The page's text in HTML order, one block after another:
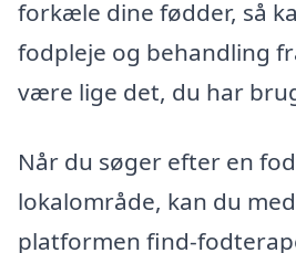
forkæle dine fødder, så
fodpleje og behandling
være lige det, du har
Når du søger efter en
lokalområde, kan du
platformen find-